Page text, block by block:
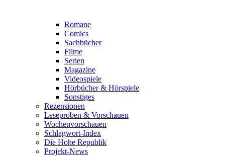
Romane
Comics
Sachbücher
Filme
Serien
Magazine
Videospiele
Hörbücher & Hörspiele
Sonstiges
Rezensionen
Leseproben & Vorschauen
Wochenvorschauen
Schlagwort-Index
Die Hohe Republik
Projekt-News